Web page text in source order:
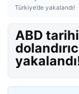
Türkiye’de yakalandı!
ABD